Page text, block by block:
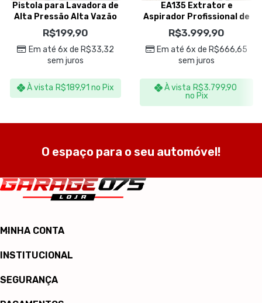
Pistola para Lavadora de
Alta Pressão Alta Vazão
SGT-9906 – Sigma Tools
R$199,90
Em até 6x de R$33,32
sem juros
À vista R$189,91 no Pix
EA135 Extrator e
Aspirador Profissional de
Pó/Líquidos 35L 220v –
IPC Brasil
R$3.999,90
Em até 6x de R$666,65
sem juros
À vista R$3.799,90
no Pix
O espaço para o seu automóvel!
MINHA CONTA
INSTITUCIONAL
SEGURANÇA